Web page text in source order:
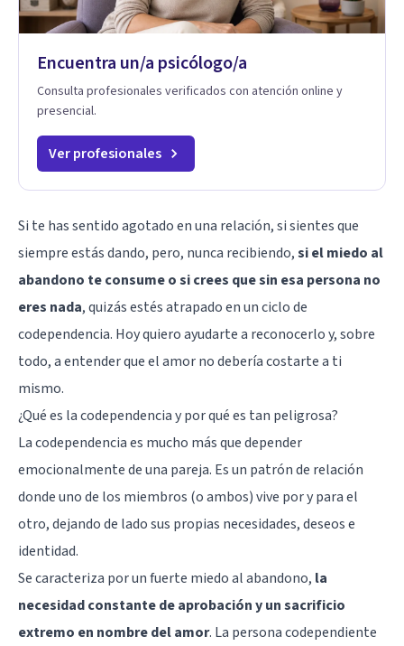
Encuentra un/a psicólogo/a
Consulta profesionales verificados con atención online y
presencial.
Ver profesionales
Si te has sentido agotado en una relación, si sientes que
siempre estás dando, pero, nunca recibiendo,si el miedo al
abandono te consume o si crees que sin esa persona no
eres nada, quizás estés atrapado en un ciclo de
codependencia. Hoy quiero ayudarte a reconocerlo y, sobre
todo, a entender que el amor no debería costarte a ti
mismo.
¿Qué es la codependencia y por qué es tan peligrosa?
La codependencia es mucho más que depender
emocionalmente de una pareja. Es un patrón de relación
donde uno de los miembros (o ambos) vive por y para el
otro, dejando de lado sus propias necesidades, deseos e
identidad.
Se caracteriza por un fuerte miedo al abandono, la
necesidad constante de aprobación y un sacrificio
extremo en nombre del amor. La persona codependiente